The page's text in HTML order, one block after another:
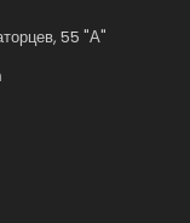
55 "А"